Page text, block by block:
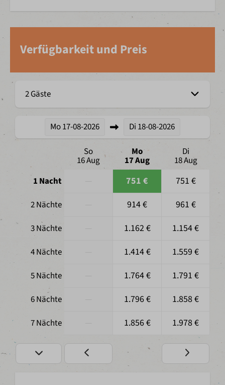
Verfügbarkeit und Preis
2 Gäste
Mo17-08-2026 Di 18-08-2026
So
16 Aug
Mo
17 Aug
Di
18 Aug
1 Nacht
751 € 751 €
2 Nächte 914 € 961 €
3 Nächte 1.162 € 1.154 €
4 Nächte 1.414 € 1.559 €
5 Nächte 1.764 € 1.791 €
6 Nächte 1.796 € 1.858 €
7 Nächte 1.856 € 1.978 €